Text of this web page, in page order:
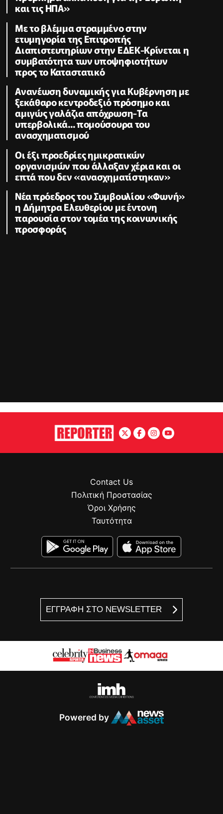
και τις ΗΠΑ»
Με το βλέμμα στραμμένο στην
ετυμηγορία της Επιτροπής
Διαπιστευτηρίων στην ΕΔΕΚ-Κρίνεται η
συμβατότητα των υποψηφιοτήτων
προς το Καταστατικό
Ανανέωση δυναμικής για Κυβέρνηση με
ξεκάθαρο κεντροδεξιό πρόσημο και
αμιγώς γαλάζια απόχρωση-Τα
υπερβολικά... πομούσουρα του
ανασχηματισμού
Οι έξι προεδρίες ημικρατικών
οργανισμών που άλλαξαν χέρια και οι
επτά που δεν «ανασχηματίστηκαν»
Νέα πρόεδρος του Συμβουλίου «Φωνή»
η Δήμητρα Ελευθερίου με έντονη
παρουσία στον τομέα της κοινωνικής
προσφοράς
ΕΓΓΡΑΦΗ ΣΤΟ NEWSLETTER
Contact Us
Πολιτική Προστασίας
Όροι Χρήσης
Ταυτότητα
Powered by